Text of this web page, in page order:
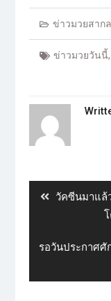
ข่าวมวยสากล
ข่าวมวยวันนี้,
วัคซีนมาแล้
รอวันประกาศ